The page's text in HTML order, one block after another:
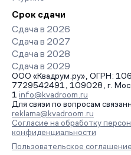
Срок сдачи
Сдача в 2026
Сдача в 2027
Сдача в 2028
Сдача в 2029
ООО «Квадрум.ру», ОГРН:
7729542491, 109028, г.
1 info@kvadroom.ru
Для связи по вопросам
reklama@kvadroom.ru
Согласие на обработку
конфиденциальности
Пользовательское соглашение